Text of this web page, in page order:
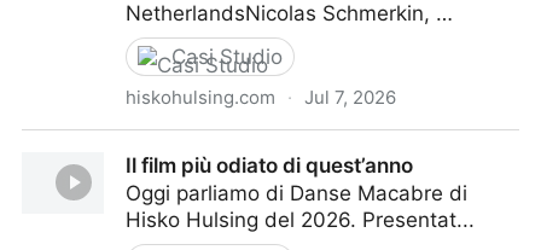
NetherlandsNicolas Schmerkin, …
Casi Studio
hiskohulsing.com · Jul 7, 2026
Il film più odiato di quest’anno
Oggi parliamo di Danse Macabre di
Hisko Hulsing del 2026. Presentat...